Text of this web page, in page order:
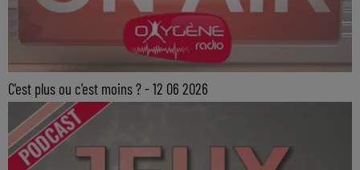
C'est plus ou c'est moins ? - 12 06 2026